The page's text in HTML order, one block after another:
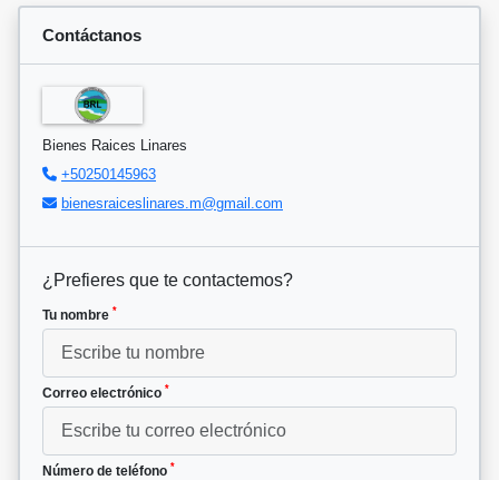
Contáctanos
Bienes Raices Linares
+50250145963
bienesraiceslinares.m@gmail.com
¿Prefieres que te contactemos?
Tu nombre *
Correo electrónico *
Número de teléfono *